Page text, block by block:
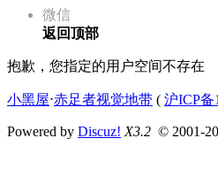
微信
返回顶部
抱歉，您指定的用户空间不存在
小黑屋⋅赤足者视觉地带 ( 沪ICP备
Powered by Discuz! X3.2 © 2001-